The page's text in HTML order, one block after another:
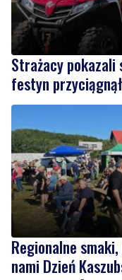
Strażacy
festyn
Regionalne
nami Dzień
Wiadomości
NOWE
Miał